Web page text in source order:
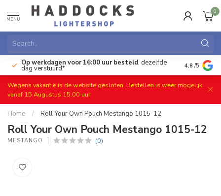
MENU
0
Op werkdagen voor 16:00 uur besteld, dezelfde
dag verstuurd* Gratis
4.8 /5
Wegens vakantie is de website gesloten. Bestellen is weer mogelijk
vanaf 15 Augustus 15.00 uur
Home / Roll Your Own Pouch Mestango 1015-12
Roll Your Own Pouch Mestango 1015-12
MESTANGO (0)